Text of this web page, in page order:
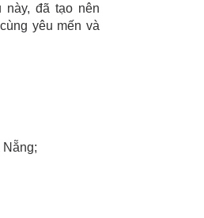
đã tạo nên
yêu mến và